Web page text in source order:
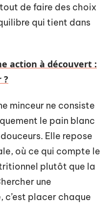
de faire des choix
qui tient dans
action à découvert :
?
minceur ne consiste
le pain blanc
Elle repose
où ce qui compte le
plutôt que la
une
c’est placer chaque